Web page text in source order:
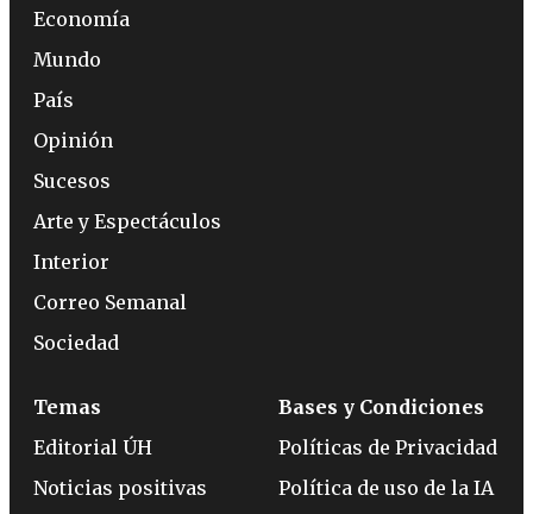
Economía
Mundo
País
Opinión
Sucesos
Arte y Espectáculos
Interior
Correo Semanal
Sociedad
Temas
Editorial ÚH
Noticias positivas
Bases y Condiciones
Políticas de Privacidad
Política de uso de la IA